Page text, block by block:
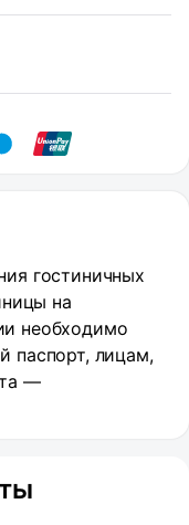
гостиничных
на
необходимо
паспорт, лицам,
—